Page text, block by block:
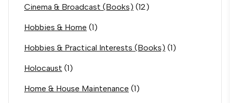
Cinema & Broadcast (Books) (12)
Hobbies & Home (1)
Hobbies & Practical Interests (Books) (1)
Holocaust (1)
Home & House Maintenance (1)